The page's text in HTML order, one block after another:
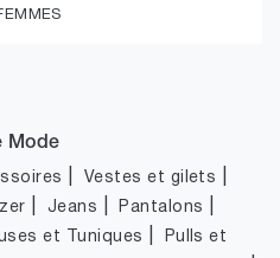
Mode
Vestes et gilets
Jeans Pantalons
et Tuniques
Pulls et